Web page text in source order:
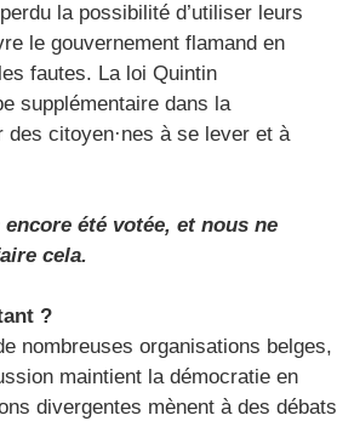
la possibilité d’utiliser leurs
le gouvernement flamand en
fautes. La loi Quintin
supplémentaire dans la
citoyen·nes à se lever et à
été votée, et nous ne
cela.
?
nombreuses organisations belges,
maintient la démocratie en
divergentes mènent à des débats